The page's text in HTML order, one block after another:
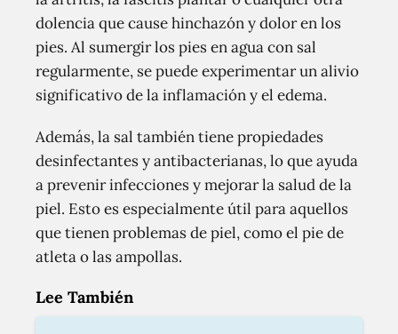
dolencia que cause hinchazón y dolor en los
pies. Al sumergir los pies en agua con sal
regularmente, se puede experimentar un alivio
significativo de la inflamación y el edema.
Además, la sal también tiene propiedades
desinfectantes y antibacterianas, lo que ayuda
a prevenir infecciones y mejorar la salud de la
piel. Esto es especialmente útil para aquellos
que tienen problemas de piel, como el pie de
atleta o las ampollas.
Lee También